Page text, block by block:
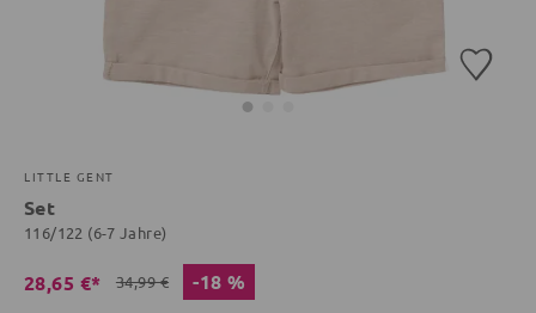
LITTLE GENT
Set
116/122 (6-7 Jahre)
28,65 €* 34,99 € -18 %